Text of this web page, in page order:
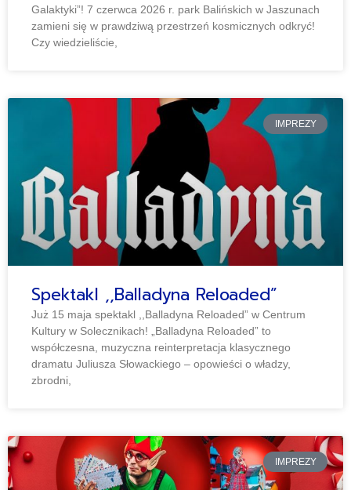
Galaktyki”! 7 czerwca 2026 r. park Balińskich w Jaszunach
zamieni się w prawdziwą przestrzeń kosmicznych odkryć!
Czy wiedzieliście,
IMPREZY
Spektakl ,,Balladyna Reloaded”
Już 15 maja spektakl ,,Balladyna Reloaded” w Centrum
Kultury w Solecznikach! „Balladyna Reloaded” to
współczesna, muzyczna reinterpretacja klasycznego
dramatu Juliusza Słowackiego – opowieści o władzy,
zbrodni,
IMPREZY